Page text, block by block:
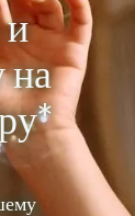
на